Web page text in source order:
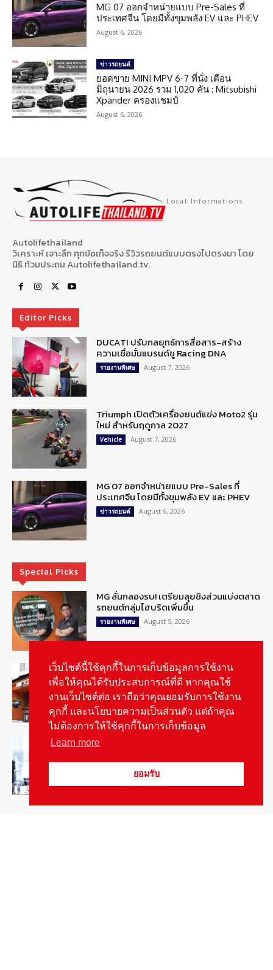
MG 07 ออกจำหน่ายแบบ Pre-Sales ที่
ประเทศจีน โดยมีทั้งขุมพลัง EV และ PHEV
August 6, 2026
ข่าวรถยนต์
ยอดขาย MINI MPV 6-7 ที่นั่ง เดือน
มิถุนายน 2026 รวม 1,020 คัน : Mitsubishi
Xpander ครองแชมป์
August 6, 2026
Local Informations
Autolifethailand
วิเคราะห์ เจาะลึก ทุกข้อเท็จจริง รีวิวรถยนต์แบบตรงไปตรงมา โดย
นิธิ ท้วมประถม Autolifethailand.tv.
Editor Picks
DUCATI ปรับกลยุทธ์การสื่อสาร-สร้าง
ความเชื่อมั่นแบรนด์ชู Racing DNA
รายงานพิเศษ August 7, 2026
Triumph เปิดตัวเครื่องยนต์แข่ง Moto2 รุ่น
ใหม่ สำหรับฤดูกาล 2027
Vehicle August 7, 2026
MG 07 ออกจำหน่ายแบบ Pre-Sales ที่
ประเทศจีน โดยมีทั้งขุมพลัง EV และ PHEV
ข่าวรถยนต์ August 6, 2026
Special Picks
MG ลั่นกลองรบ! เตรียมลุยชิงส่วนแบ่งตลาด
รถยนต์กลุ่มไฮบริดเพิ่มขึ้น
รายงานพิเศษ August 5, 2026
รู้จัก “MG IM Privilege” สิทธิพิเศษสำหรับ
ลูกค้าพรีเมี่ยมของแบรนด์เอ็มจี
สกู๊ปพิเศษ August 5, 2026
สัมภาษณ์ประธานไทยฮอนด้าคนใหม่กับ
ภารกิจปั้นตลาดมอเตอร์ไซค์ไฟฟ้า
August 4, 2026
เว็บไซต์นี้ใช้คุกกี้ในการเก็บข้อมูลการใช้งาน
เพื่อให้คุณได้รับประสบการณ์ที่ดี หากคุณใช้
งานเว็บไซต์ต่อ เราถือว่าคุณยอมรับการใช้งาน
คุกกี้ และนโยบายความเป็นส่วนตัว แต่ถ้าคุณ
ไม่ต้องการให้ใช้คุกกี้ในการเก็บข้อมูล
Learn more
ยอมรับ